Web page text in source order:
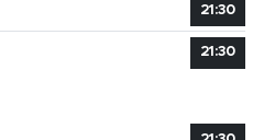
21:30
21:30